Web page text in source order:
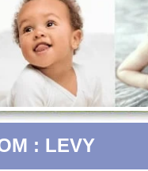
: LEVY